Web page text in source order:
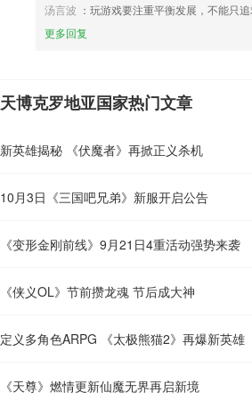
汤言波 ：玩游戏要注重平衡发展，不能只
更多回复
天博克罗地亚国家热门文章
新英雄揭秘 《伏魔者》再掀正义杀机
10月3日《三国吧兄弟》新服开启公告
《变形金刚前线》9月21日4重活动强势来袭
《侠义OL》节前攒龙魂 节后成大神
定义多角色ARPG 《太极熊猫2》再爆新英雄
《天尊》燃情更新仙魔无界再启新境